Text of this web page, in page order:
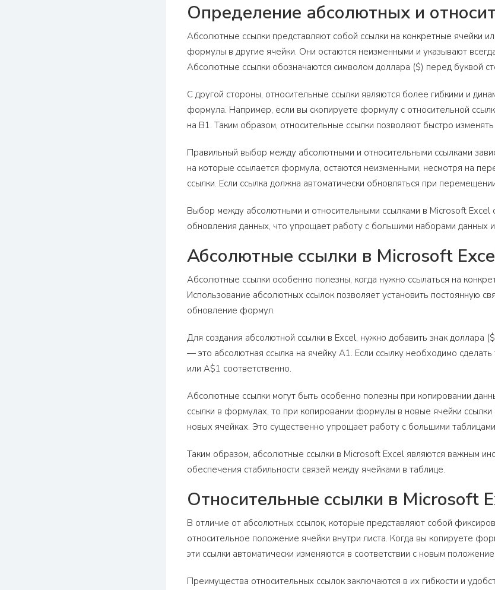
Определение абсолютных и
Абсолютные ссылки представляют собой ссылки на конкретные ячейки
формулы в другие ячейки. Они остаются неизменными и указывают
Абсолютные ссылки обозначаются символом доллара ($) перед буквой
С другой стороны, относительные ссылки являются более гибкими и
формула. Например, если вы скопируете формулу с относительной
на B1. Таким образом, относительные ссылки позволяют быстро
Правильный выбор между абсолютными и относительными ссылками
на которые ссылается формула, остаются неизменными, несмотря на
ссылки. Если ссылка должна автоматически обновляться при
Выбор между абсолютными и относительными ссылками в Microsoft Excel
обновления данных, что упрощает работу с большими наборами
Абсолютные ссылки в Microsoft
Абсолютные ссылки особенно полезны, когда нужно ссылаться на
Использование абсолютных ссылок позволяет установить постоянную
обновление формул.
Для создания абсолютной ссылки в Excel, нужно добавить знак
— это абсолютная ссылка на ячейку A1. Если ссылку необходимо
или A$1 соответственно.
Абсолютные ссылки могут быть особенно полезны при копировании
ссылки в формулах, то при копировании формулы в новые ячейки
новых ячейках. Это существенно упрощает работу с большими
Таким образом, абсолютные ссылки в Microsoft Excel являются важным
обеспечения стабильности связей между ячейками в таблице.
Относительные ссылки в Microsoft
В отличие от абсолютных ссылок, которые представляют собой
относительное положение ячейки внутри листа. Когда вы копируете
эти ссылки автоматически изменяются в соответствии с новым
Преимущества относительных ссылок заключаются в их гибкости и